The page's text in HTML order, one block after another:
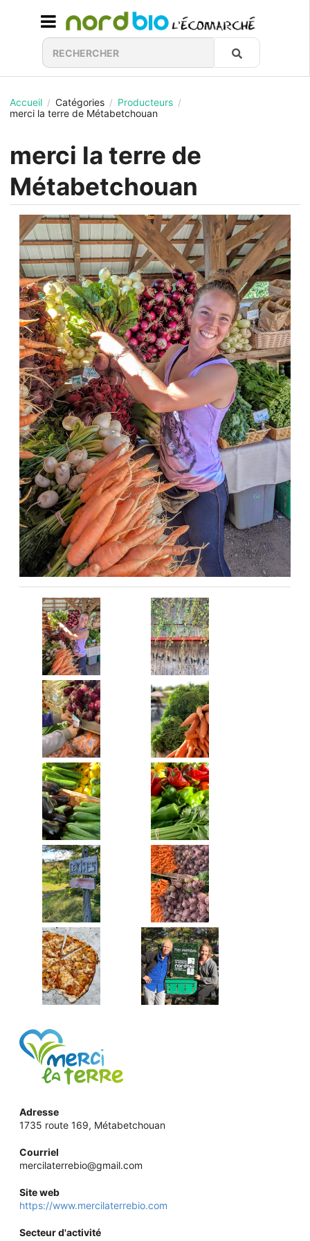
Accueil / Catégories / Producteurs /
merci la terre de Métabetchouan
merci la terre de
Métabetchouan
Adresse
1735 route 169, Métabetchouan
Courriel
mercilaterrebio@gmail.com
Site web
https://www.mercilaterrebio.com
Secteur d'activité